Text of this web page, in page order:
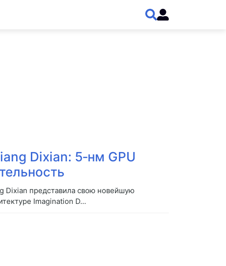
Dixian: 5‑нм GPU
Dixian представила свою новейшую
Imagination D...